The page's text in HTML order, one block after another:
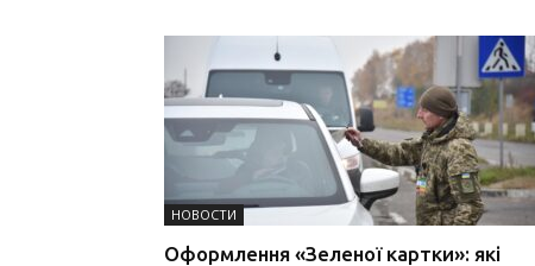
НОВОСТИ
Оформлення «Зеленої картки»: які